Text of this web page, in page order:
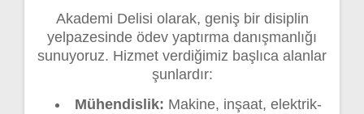
Akademi Delisi olarak, geniş bir disiplin
yelpazesinde ödev yaptırma danışmanlığı
sunuyoruz. Hizmet verdiğimiz başlıca alanlar
şunlardır:
Mühendislik: Makine, inşaat, elektrik-